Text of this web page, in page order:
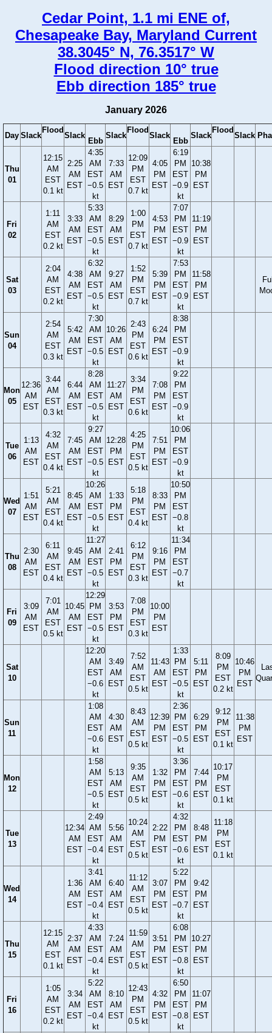
Cedar Point, 1.1 mi ENE of,
Chesapeake Bay, Maryland Current
38.3045° N, 76.3517° W
Flood direction 10° true
Ebb direction 185° true
January 2026
Day Slack
Flood
Slack
Ebb
Slack
Flood
Slack
Ebb
Slack
Flood
Slack
Thu
01
12:15
AM
EST
0.1 kt
2:25
AM
EST
4:35
AM
EST
−0.5
kt
7:33
AM
EST
12:09
PM
EST
0.7 kt
4:05
PM
EST
6:19
PM
EST
−0.9
kt
10:38
PM
EST
Fri
02
1:11
AM
EST
0.2 kt
3:33
AM
EST
5:33
AM
EST
−0.5
kt
8:29
AM
EST
1:00
PM
EST
0.7 kt
4:53
PM
EST
7:07
PM
EST
−0.9
kt
11:19
PM
EST
Sat
03
2:04
AM
EST
0.2 kt
4:38
AM
EST
6:32
AM
EST
−0.5
kt
9:27
AM
EST
1:52
PM
EST
0.7 kt
5:39
PM
EST
7:53
PM
EST
−0.9
kt
11:58
PM
EST
Sun
04
2:54
AM
EST
0.3 kt
5:42
AM
EST
7:30
AM
EST
−0.5
kt
10:26
AM
EST
2:43
PM
EST
0.6 kt
6:24
PM
EST
8:38
PM
EST
−0.9
kt
Mon
05
12:36
AM
EST
3:44
AM
EST
0.3 kt
6:44
AM
EST
8:28
AM
EST
−0.5
kt
11:27
AM
EST
3:34
PM
EST
0.6 kt
7:08
PM
EST
9:22
PM
EST
−0.9
kt
Tue
06
1:13
AM
EST
4:32
AM
EST
0.4 kt
7:45
AM
EST
9:27
AM
EST
−0.5
kt
12:28
PM
EST
4:25
PM
EST
0.5 kt
7:51
PM
EST
10:06
PM
EST
−0.9
kt
Wed
07
1:51
AM
EST
5:21
AM
EST
0.4 kt
8:45
AM
EST
10:26
AM
EST
−0.5
kt
1:33
PM
EST
5:18
PM
EST
0.4 kt
8:33
PM
EST
10:50
PM
EST
−0.8
kt
Thu
08
2:30
AM
EST
6:11
AM
EST
0.4 kt
9:45
AM
EST
11:27
AM
EST
−0.5
kt
2:41
PM
EST
6:12
PM
EST
0.3 kt
9:16
PM
EST
11:34
PM
EST
−0.7
kt
Fri
09
3:09
AM
EST
7:01
AM
EST
0.5 kt
10:45
AM
EST
12:29
PM
EST
−0.5
kt
3:53
PM
EST
7:08
PM
EST
0.3 kt
10:00
PM
EST
Sat
10
12:20
AM
EST
−0.6
kt
3:49
AM
EST
7:52
AM
EST
0.5 kt
11:43
AM
EST
1:33
PM
EST
−0.5
kt
5:11
PM
EST
8:09
PM
EST
0.2 kt
10:46
PM
EST
Sun
11
1:08
AM
EST
−0.6
kt
4:30
AM
EST
8:43
AM
EST
0.5 kt
12:39
PM
EST
2:36
PM
EST
−0.5
kt
6:29
PM
EST
9:12
PM
EST
0.1 kt
11:38
PM
EST
Mon
12
1:58
AM
EST
−0.5
kt
5:13
AM
EST
9:35
AM
EST
0.5 kt
1:32
PM
EST
3:36
PM
EST
−0.6
kt
7:44
PM
EST
10:17
PM
EST
0.1 kt
Tue
13
12:34
AM
EST
2:49
AM
EST
−0.4
kt
5:56
AM
EST
10:24
AM
EST
0.5 kt
2:22
PM
EST
4:32
PM
EST
−0.6
kt
8:48
PM
EST
11:18
PM
EST
0.1 kt
Wed
14
1:36
AM
EST
3:41
AM
EST
−0.4
kt
6:40
AM
EST
11:12
AM
EST
0.5 kt
3:07
PM
EST
5:22
PM
EST
−0.7
kt
9:42
PM
EST
Thu
15
12:15
AM
EST
0.1 kt
2:37
AM
EST
4:33
AM
EST
−0.4
kt
7:24
AM
EST
11:59
AM
EST
0.5 kt
3:51
PM
EST
6:08
PM
EST
−0.8
kt
10:27
PM
EST
Fri
16
1:05
AM
EST
0.2 kt
3:34
AM
EST
5:22
AM
EST
−0.4
kt
8:10
AM
EST
12:43
PM
EST
0.5 kt
4:32
PM
EST
6:50
PM
EST
−0.8
kt
11:07
PM
EST